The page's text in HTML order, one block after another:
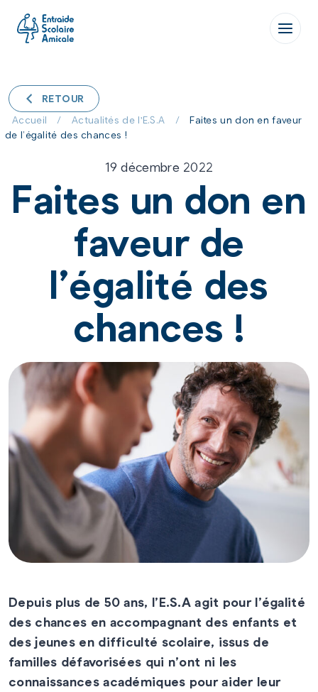
RETOUR
Accueil
/ Actualités de l'E.S.A /
Faites un don en faveur
de l’égalité des chances !
19 décembre 2022
Faites un don en
faveur de
l’égalité des
chances !
Depuis plus de 50 ans, l’E.S.A agit pour l’égalité
des chances en accompagnant des enfants et
des jeunes en difficulté scolaire, issus de
familles défavorisées qui n’ont ni les
connaissances académiques pour aider leur